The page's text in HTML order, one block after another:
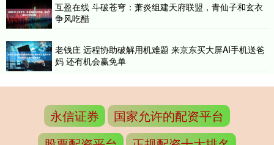
互盈在线 斗破苍穹：萧炎组建天府联盟，青仙子和玄衣
争风吃醋
老钱庄 远程协助破解用机难题 来京东买大屏AI手机送爸
妈 还有机会赢免单
永信证券
国家允许的配资平台